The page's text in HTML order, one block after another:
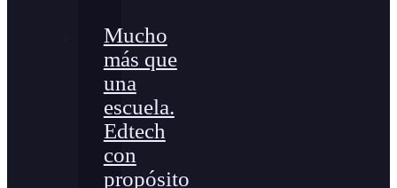
Mucho
más que
una
escuela.
Edtech
con
propósito